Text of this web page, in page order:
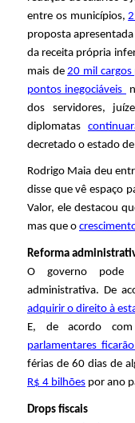
entre os municípios,
proposta
da receita própria
mais de20 mil cargos
pontos inegociáveis
dos servidores, j
diplomatas
decretado o estado
Rodrigo Maia deu
disse que vê espaço
Valor, ele destacou
mas que o
Reforma
O governo pode
administrativa. De
adquirir o direito à
E, de acordo
parlamentares
férias de 60 dias de
R$ 4 bilhões por ano
Drops fiscais